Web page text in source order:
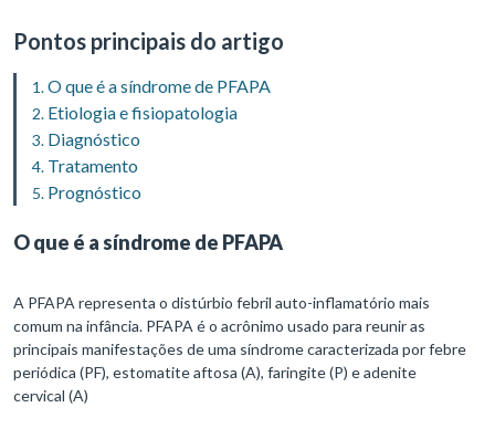
Pontos principais do artigo
O que é a síndrome de PFAPA
Etiologia e fisiopatologia
Diagnóstico
Tratamento
Prognóstico
O que é a síndrome de PFAPA
A PFAPA representa o distúrbio febril auto-inflamatório mais
comum na infância. PFAPA é o acrônimo usado para reunir as
principais manifestações de uma síndrome caracterizada por febre
periódica (PF), estomatite aftosa (A), faringite (P) e adenite
cervical (A)